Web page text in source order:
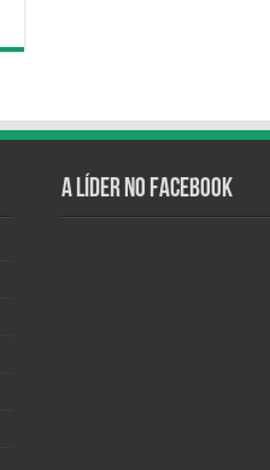
A Líder no Facebook